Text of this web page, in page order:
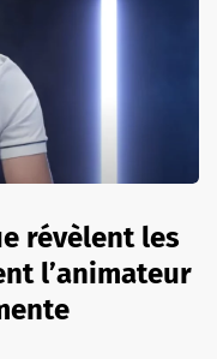
révèlent les
l’animateur